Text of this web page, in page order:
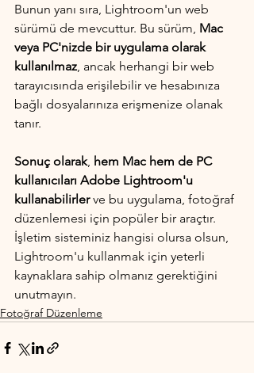
Bunun yanı sıra, Lightroom'un web
sürümü de mevcuttur. Bu sürüm, Mac
veya PC'nizde bir uygulama olarak
kullanılmaz , ancak herhangi bir web
tarayıcısında erişilebilir ve hesabınıza
bağlı dosyalarınıza erişmenize olanak
tanır.
Sonuç olarak, hem Mac hem de PC
kullanıcıları Adobe Lightroom'u
kullanabilirler ve bu uygulama, fotoğraf
düzenlemesi için popüler bir araçtır.
İşletim sisteminiz hangisi olursa olsun,
Lightroom'u kullanmak için yeterli
kaynaklara sahip olmanız gerektiğini
unutmayın.
Fotoğraf Düzenleme